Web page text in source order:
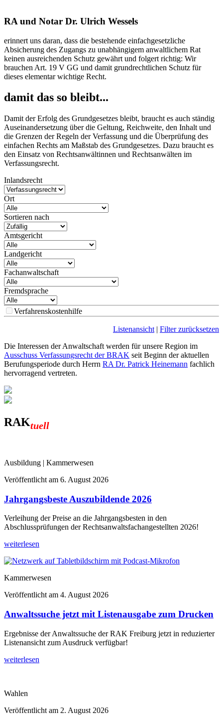
RA und Notar Dr. Ulrich Wessels
erinnert uns daran, dass die bestehende einfachgesetzliche
Absicherung des Zugangs zu unabhängigem anwaltlichem Rat
keinen ausreichenden Schutz gewährt und folgert richtig: Wir
brauchen Art. 19 V GG und damit grundrechtlichen Schutz für
dieses elementar wichtige Recht.
damit das so bleibt...
Damit der Erfolg des Grundgesetzes bleibt, braucht es auch ständig
Auseinandersetzung über die Geltung, Reichweite, den Inhalt und
die Grenzen der Regeln der Verfassung und die Überprüfung des
einfachen Rechts am Maßstab des Grundgesetzes. Dazu braucht es
den Einsatz von Rechtsanwältinnen und Rechtsanwälten im
Verfassungsrecht.
Inlandsrecht
Ort
Sortieren nach
Amtsgericht
Landgericht
Fachanwaltschaft
Fremdsprache
Verfahrenskostenhilfe
Listenansicht | Filter zurücksetzen
Die Interessen der Anwaltschaft werden für unsere Region im
Ausschuss Verfassungsrecht der BRAK seit Beginn der aktuellen
Berufungsperiode durch Herrn RA Dr. Patrick Heinemann fachlich
hervorragend vertreten.
RAKtuell
Ausbildung | Kammerwesen
Veröffentlicht am 6. August 2026
Jahrgangsbeste Auszubildende 2026
Verleihung der Preise an die Jahrgangsbesten in den
Abschlussprüfungen der Rechtsanwaltsfachangestellten 2026!
weiterlesen
Kammerwesen
Veröffentlicht am 4. August 2026
Anwaltssuche jetzt mit Listenausgabe zum Drucken
Ergebnisse der Anwaltssuche der RAK Freiburg jetzt in reduzierter
Listenansicht zum Ausdruck verfügbar!
weiterlesen
Wahlen
Veröffentlicht am 2. August 2026